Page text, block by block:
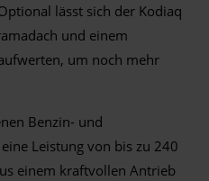
lässt sich der Kodiaq
und einem
um noch mehr
Benzin- und
Leistung von bis zu 240
einem kraftvollen Antrieb